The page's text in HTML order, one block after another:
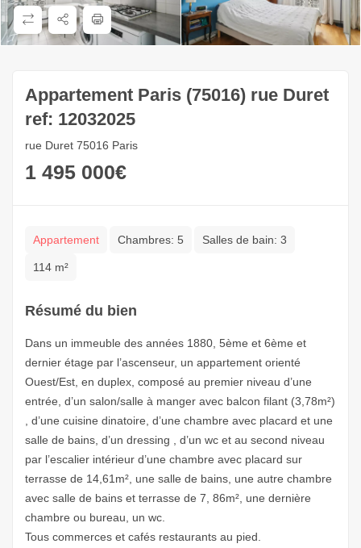
Appartement Paris (75016) rue Duret
ref: 12032025
rue Duret 75016 Paris
1 495 000€
Appartement Chambres: 5 Salles de bain: 3
114 m²
Résumé du bien
Dans un immeuble des années 1880, 5ème et 6ème et
dernier étage par l’ascenseur, un appartement orienté
Ouest/Est, en duplex, composé au premier niveau d’une
entrée, d’un salon/salle à manger avec balcon filant (3,78m²)
, d’une cuisine dinatoire, d’une chambre avec placard et une
salle de bains, d’un dressing , d’un wc et au second niveau
par l’escalier intérieur d’une chambre avec placard sur
terrasse de 14,61m², une salle de bains, une autre chambre
avec salle de bains et terrasse de 7, 86m², une dernière
chambre ou bureau, un wc.
Tous commerces et cafés restaurants au pied.